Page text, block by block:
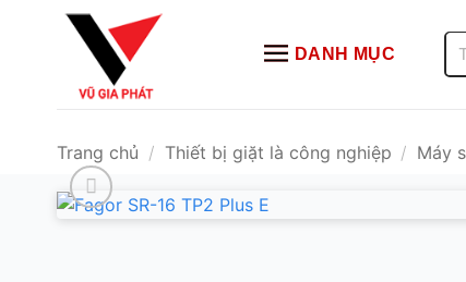
DANH MỤC
Trang chủ / Thiết bị giặt là công nghiệp / Máy